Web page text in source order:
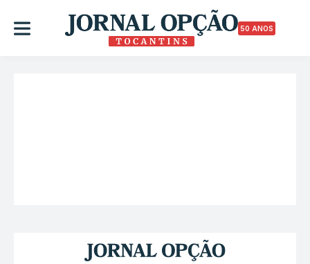
50 ANOS